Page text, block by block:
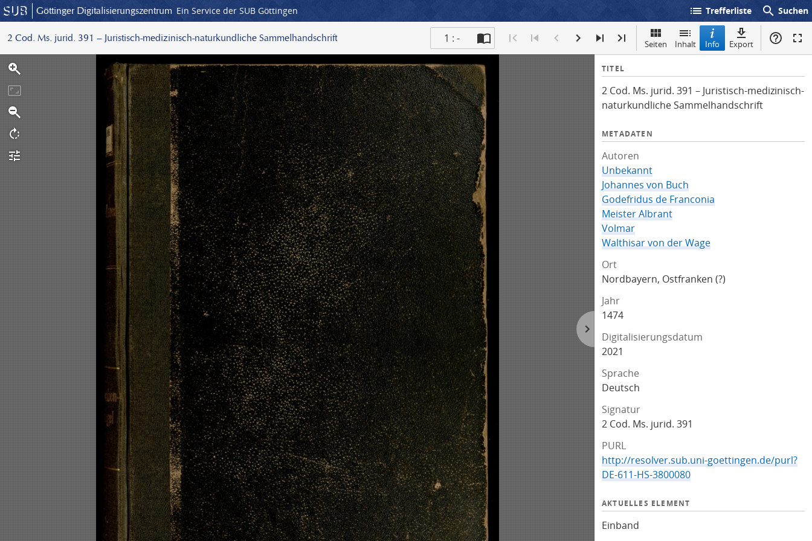
Göttinger Digitalisierungszentrum Ein Service der SUB Göttingen list Trefferliste search Suchen
2 Cod. Ms. jurid. 391 – Juristisch-medizinisch-naturkundliche Sammelhandschrift 1 : - Seiten Inhalt Info Export
I
f
o
TITEL
2 Cod. Ms. jurid. 391 – Juristisch-medizinisch-
naturkundliche Sammelhandschrift
METADATEN
Autoren
Unbekannt
Johannes von Buch
Godefridus de Franconia
Meister Albrant
Volmar
Walthisar von der Wage
Ort
Nordbayern, Ostfranken (?)
Jahr
1474
Digitalisierungsdatum
2021
Sprache
Deutsch
Signatur
2 Cod. Ms. jurid. 391
PURL
http://resolver.sub.uni-goettingen.de/purl?
DE-611-HS-3800080
AKTUELLES ELEMENT
Einband